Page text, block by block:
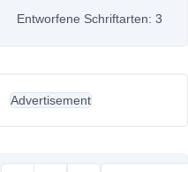
Entworfene Schriftarten: 3
Advertisement